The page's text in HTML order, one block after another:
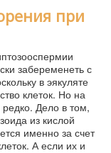
при
забеременеть с
в эякуляте
клеток. Но на
редко. Дело в том,
из кислой
именно за счет
А если их и